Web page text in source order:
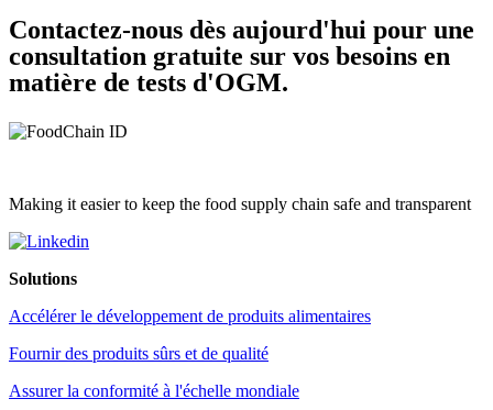
Contactez-nous dès aujourd'hui pour une
consultation gratuite sur vos besoins en
matière de tests d'OGM.
Making it easier to keep the food supply chain safe and transparent
Solutions
Accélérer le développement de produits alimentaires
Fournir des produits sûrs et de qualité
Assurer la conformité à l'échelle mondiale